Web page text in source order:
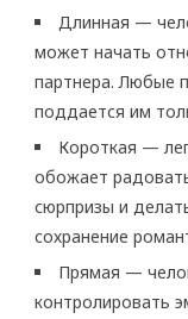
Длинная —
может начать
партнера. Любые
поддается им
Короткая —
обожает
сюрпризы и
сохранение
Прямая —
контролировать